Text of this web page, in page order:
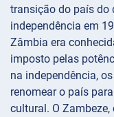
transição do país do
independência em
Zâmbia era
imposto pelas
na independência,
renomear o país
cultural. O